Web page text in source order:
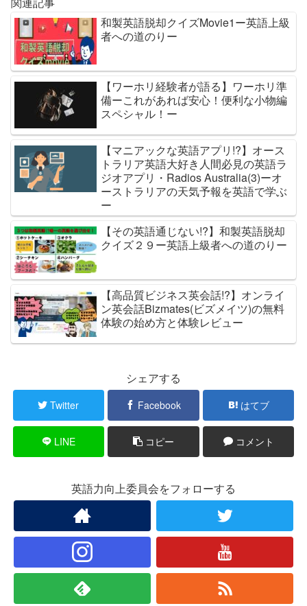
和製英語脱却クイズMovie1ー英語上級
者への道のりー
【ワーホリ経験者が語る】ワーホリ準
備ーこれがあれば安心！便利な小物編
スペシャル！ー
【マニアックな英語アプリ!?】オース
トラリア英語大好き人間必見の英語ラ
ジオアプリ・Radios Australia(3)ーオ
ーストラリアの天気予報を英語で学ぶ
ー
【その英語通じない!?】和製英語脱却
クイズ２９ー英語上級者への道のりー
【高品質ビジネス英会話!?】オンライ
ン英会話Bizmates(ビズメイツ)の無料
体験の始め方と体験レビュー
シェアする
Twitter Facebook はてブ
LINE コピー コメント
英語力向上委員会をフォローする